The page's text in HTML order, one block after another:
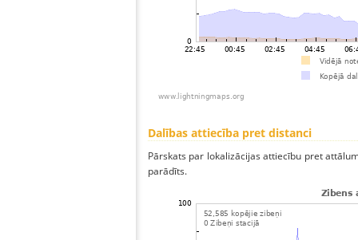
Dalības attiecība pret distanci
Pārskats par lokalizācijas attiecību pret
parādīts.